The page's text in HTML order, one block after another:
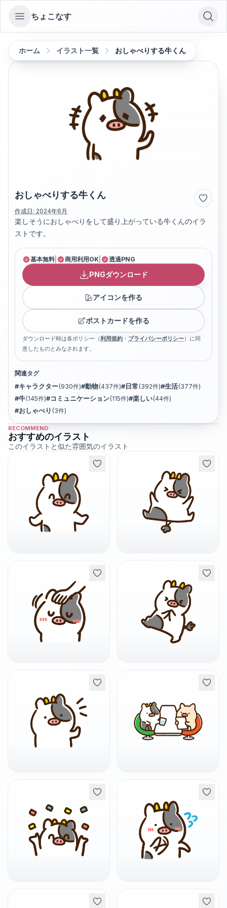
Open sidebar
ちょこなす
ホーム イラスト一覧 おしゃべりする牛くん
おしゃべりする牛くん
作成日: 2024年6月
楽しそうにおしゃべりをして盛り上がっている牛くんのイラ
ストです。
基本無料 商用利用OK 透過PNG
PNGダウンロード
アイコンを作る
ポストカードを作る
ダウンロード時は各ポリシー（利用規約 ・ プライバシーポリシー）に同
意したものとみなされます。
関連タグ
#キャラクター(930件)#動物(437件)# 日常 (392件)#生活(377件)
#牛(145件)#コミュニケーション(115件)#楽しい(44件)
#おしゃべり (3件)
RECOMMEND
おすすめのイラスト
このイラストと似た雰囲気のイラスト